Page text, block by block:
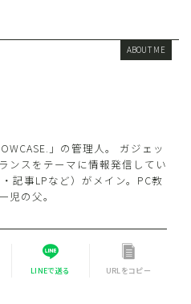
ABOUT ME
」の管理人。 ガジェッ
ンスをテーマに情報発信してい
記事LPなど）がメイン。PC教
児の父。
LINEで送る URLをコピー